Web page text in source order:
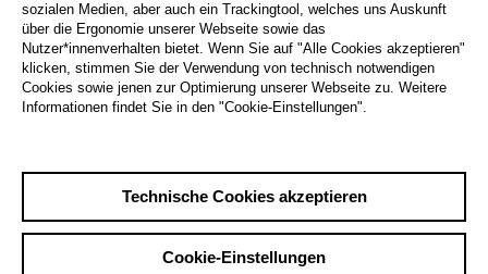
sozialen Medien, aber auch ein Trackingtool, welches uns Auskunft
über die Ergonomie unserer Webseite sowie das
Nutzer*innenverhalten bietet. Wenn Sie auf "Alle Cookies akzeptieren"
klicken, stimmen Sie der Verwendung von technisch notwendigen
Cookies sowie jenen zur Optimierung unserer Webseite zu. Weitere
Informationen findet Sie in den "Cookie-Einstellungen".
Technische Cookies akzeptieren
Cookie-Einstellungen